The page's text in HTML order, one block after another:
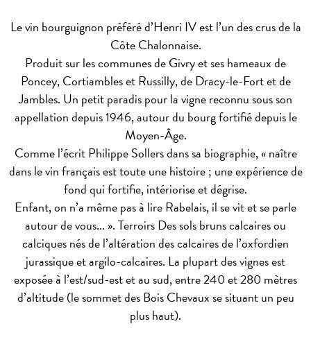
Le vin bourguignon préféré d’Henri IV est l’un des crus de la
Côte Chalonnaise.
Produit sur les communes de Givry et ses hameaux de
Poncey, Cortiambles et Russilly, de Dracy-le-Fort et de
Jambles. Un petit paradis pour la vigne reconnu sous son
appellation depuis 1946, autour du bourg fortifié depuis le
Moyen-Âge.
Comme l’écrit Philippe Sollers dans sa biographie, « naître
dans le vin français est toute une histoire ; une expérience de
fond qui fortifie, intériorise et dégrise.
Enfant, on n’a même pas à lire Rabelais, il se vit et se parle
autour de vous... ».TerroirsDes sols bruns calcaires ou
calciques nés de l’altération des calcaires de l’oxfordien
jurassique et argilo-calcaires. La plupart des vignes est
exposée à l’est/sud-est et au sud, entre 240 et 280 mètres
d’altitude (le sommet des Bois Chevaux se situant un peu
plus haut).